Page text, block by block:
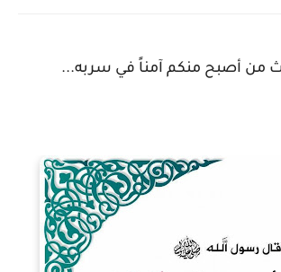
من أصبح منكم آمناً في سربه...